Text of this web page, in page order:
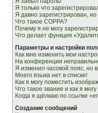
Я только что
Я давно зарегистрирован,
Что такое COPPA?
Почему я не могу
Что делает функция
Параметры и настройки
Как мне изменить мои
На конференции
Я изменил часовой пояс, но
Моего языка нет в списке!
Как я могу поместить
Что такое звание и как я
Когда я щёлкаю по ссылке
Создание сообщений